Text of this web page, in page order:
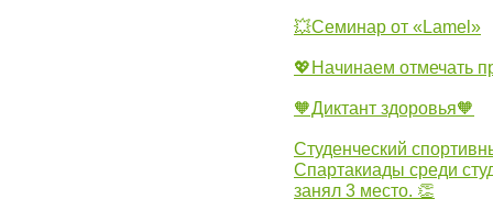
💥Семинар от «Lamel»
💖Начинаем отмечать
🧡Диктант здоровья🧡
Студенческий
Спартакиады среди
занял 3 место. 👏